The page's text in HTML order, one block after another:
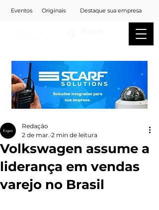
Eventos Originais Destaque sua empresa
Volkswagen assume a
liderança em vendas
varejo no Brasil
Redação
2 de mar. 2 min de leitura